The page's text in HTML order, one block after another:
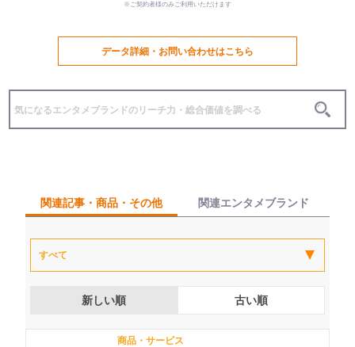
※ご契約者様のみご利用いただけます
データ詳細・お問い合わせはこちら
関連記事・商品・その他 関連エンタメブランド
新しい順 古い順
商品・サービス